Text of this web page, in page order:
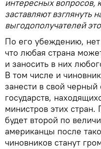
интересных вопросов,
заставляют взглянуть
выгодополучателей
По его убеждению,
что любая страна
и заносить в них
В том числе и
занести в свой
государств,
министров этих
будет второй по
американцы после
чиновников станут